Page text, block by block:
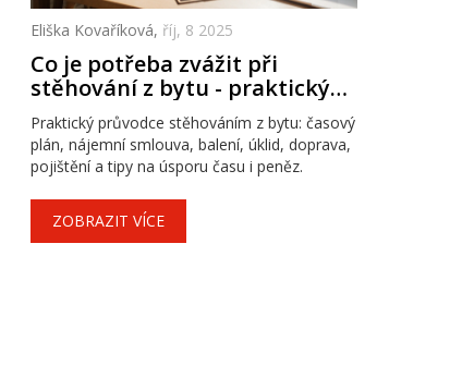
Eliška Kovaříková, říj, 8 2025
Co je potřeba zvážit při
stěhování z bytu - praktický
průvodce
Praktický průvodce stěhováním z bytu: časový
plán, nájemní smlouva, balení, úklid, doprava,
pojištění a tipy na úsporu času i peněz.
ZOBRAZIT VÍCE